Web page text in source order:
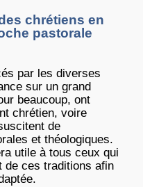
chrétiens en
pastorale
par les diverses
sur un grand
beaucoup, ont
chrétien, voire
de
et théologiques.
utile à tous ceux qui
de ces traditions afin